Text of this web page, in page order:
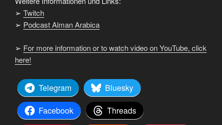
➢ Twitch
➢ Podcast Alman Arabica
➢ For more information or to watch video on YouTube, click
here!
Telegram
Bluesky
Facebook
Threads